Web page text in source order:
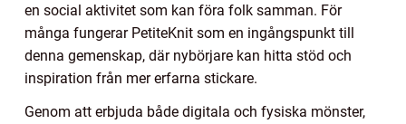
en social aktivitet som kan föra folk samman. För
många fungerar PetiteKnit som en ingångspunkt till
denna gemenskap, där nybörjare kan hitta stöd och
inspiration från mer erfarna stickare.
Genom att erbjuda både digitala och fysiska mönster,